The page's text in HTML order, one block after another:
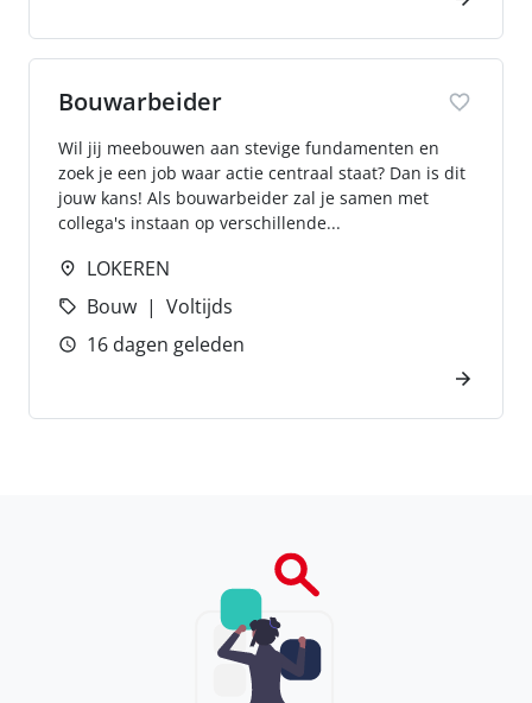
Bouwarbeider
Wil jij meebouwen aan stevige fundamenten en
zoek je een job waar actie centraal staat? Dan is dit
jouw kans! Als bouwarbeider zal je samen met
collega's instaan op verschillende...
LOKEREN
Bouw
Voltijds
16 dagen geleden